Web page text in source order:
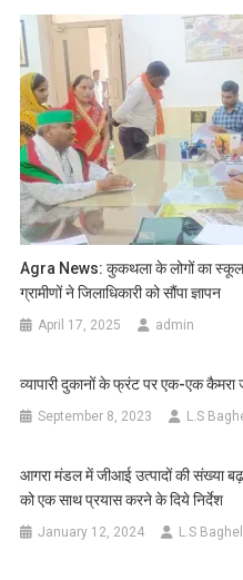
Agra News: कुकथला के लोगों का
ग्रामीणों ने जिलाधिकारी को सौंपा ज्ञापन
April 17, 2025 admin
व्यापारी दुकानों के फ्रंट पर एक-एक
September 8, 2023 L.S
आगरा मंडल में जीआई उत्पादों की संख्या
को एक साथ प्रयास करने के दिये निर्देश
January 12, 2024 L.S Baghel